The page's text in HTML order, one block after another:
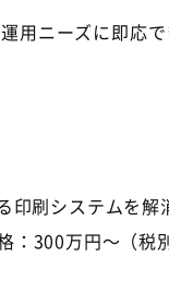
用ニーズに即応
印刷システムを解
300万円～（税別